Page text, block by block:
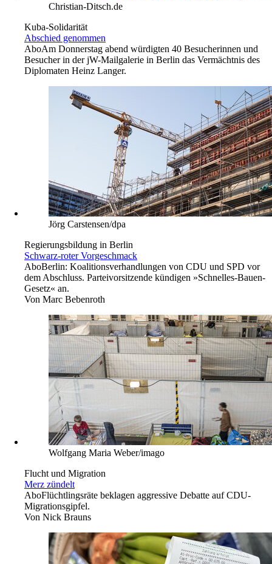
Christian-Ditsch.de
Kuba-Solidarität
Abschied genommen
AboAm Donnerstag abend würdigten 40 Besucherinnen und
Besucher in der jW-Mailgalerie in Berlin das Vermächtnis des
Diplomaten Heinz Langer.
Jörg Carstensen/dpa
Regierungsbildung in Berlin
Schwarz-roter Vorgeschmack
AboBerlin: Koalitionsverhandlungen von CDU und SPD vor
dem Abschluss. Parteivorsitzende kündigen »Schnelles-Bauen-
Gesetz« an.
Von Marc Bebenroth
Wolfgang Maria Weber/imago
Flucht und Migration
Merz zündelt
AboFlüchtlingsräte beklagen aggressive Debatte auf CDU-
Migrationsgipfel.
Von Nick Brauns